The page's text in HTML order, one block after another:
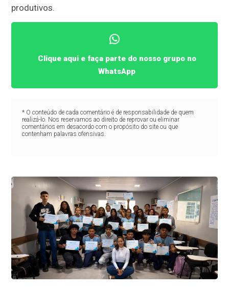
produtivos.
Clique aqui e faça parte do nosso grupo no
WhatsApp
* O conteúdo de cada comentário é de responsabilidade de quem
realizá-lo. Nos reservamos ao direito de reprovar ou eliminar
comentários em desacordo com o propósito do site ou que
contenham palavras ofensivas.